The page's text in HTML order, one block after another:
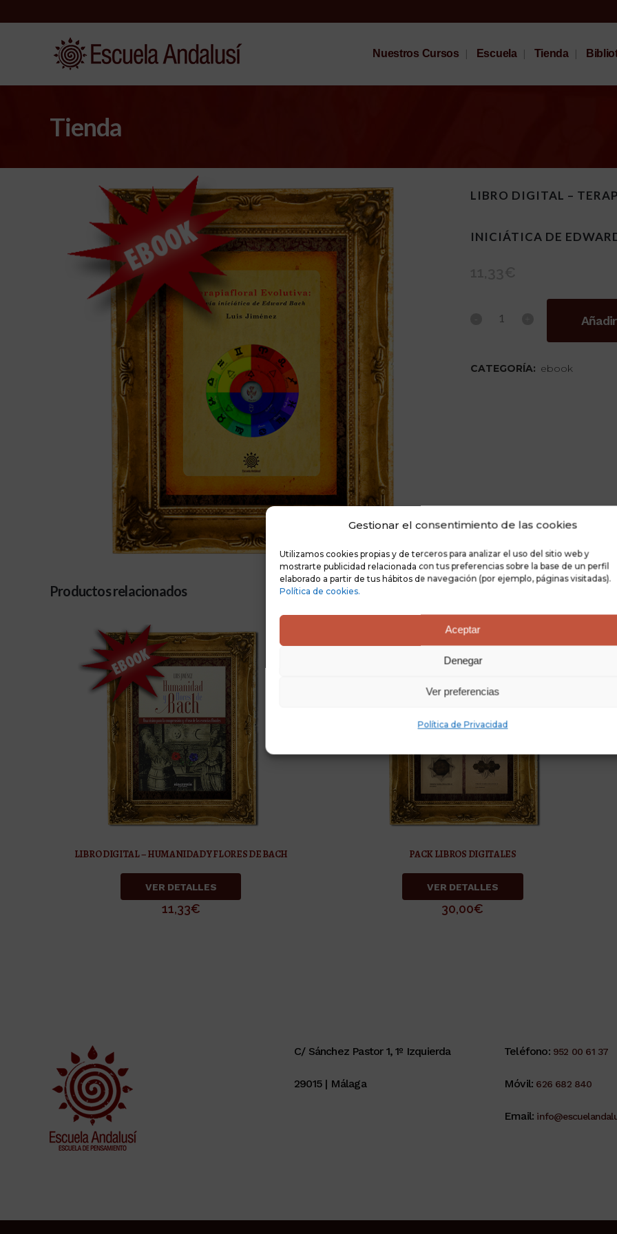
Gestionar el consentimiento de las cookies
Utilizamos cookies propias y de terceros para analizar el uso del sitio web y
mostrarte publicidad relacionada con tus preferencias sobre la base de un perfil
elaborado a partir de tus hábitos de navegación (por ejemplo, páginas visitadas).
Política de cookies.
Aceptar
Denegar
Ver preferencias
Política de Privacidad
Nuestros Cursos Escuela Tienda
Tienda
LIBRO DIGITAL –
INICIÁTICA DE
CATEGORÍA: ebook
Productos relacionados
LIBRO DIGITAL – HUMANIDAD Y FLORES DE BACH
VER DETALLES
11,33€
PACK LIBROS DIGITALES
VER DETALLES
30,00€
C/ Sánchez Pastor 1, 1º Izquierda
29015 | Málaga
Teléfono: 952 00 61 37
Móvil: 626 682 840
Email: